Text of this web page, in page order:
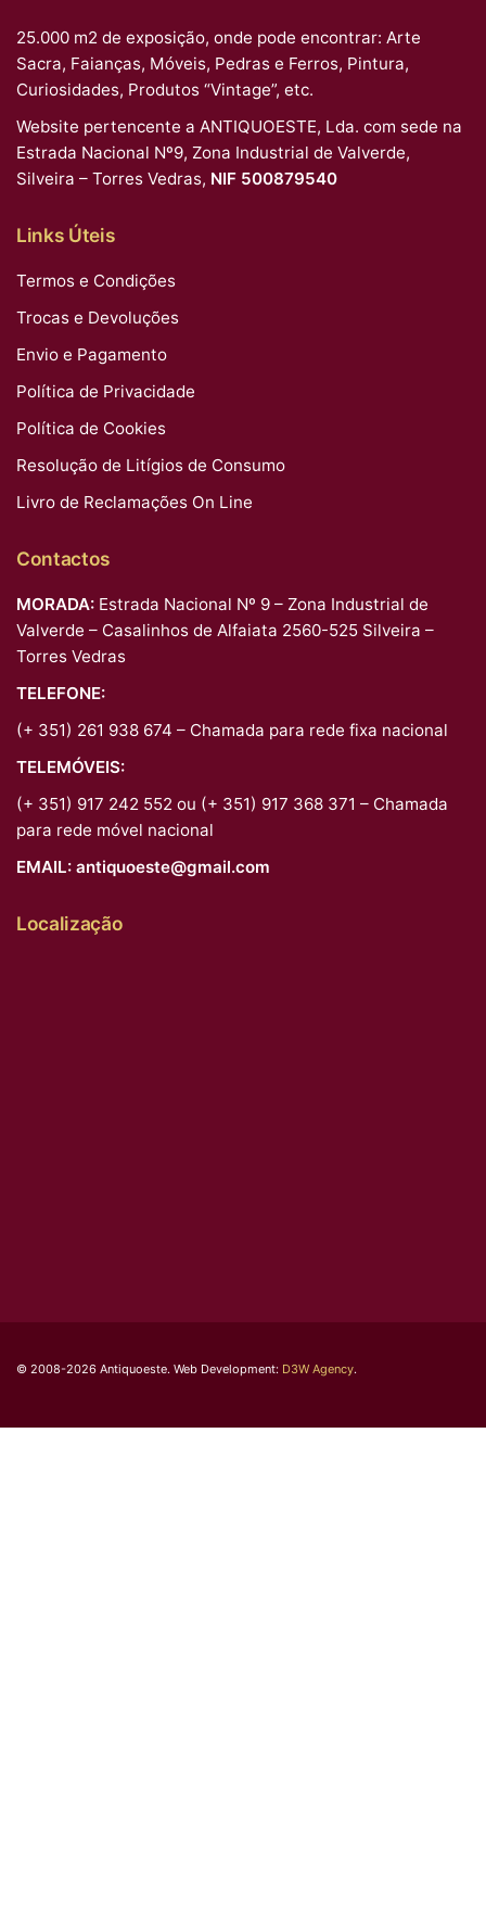
25.000 m2 de exposição, onde pode encontrar: Arte
Sacra, Faianças, Móveis, Pedras e Ferros, Pintura,
Curiosidades, Produtos “Vintage”, etc.
Website pertencente a ANTIQUOESTE, Lda. com sede na
Estrada Nacional Nº9, Zona Industrial de Valverde,
Silveira – Torres Vedras, NIF 500879540
Links Úteis
Termos e Condições
Trocas e Devoluções
Envio e Pagamento
Política de Privacidade
Política de Cookies
Resolução de Litígios de Consumo
Livro de Reclamações On Line
Contactos
MORADA: Estrada Nacional Nº 9 – Zona Industrial de
Valverde – Casalinhos de Alfaiata 2560-525 Silveira –
Torres Vedras
TELEFONE:
(+ 351) 261 938 674 – Chamada para rede fixa nacional
TELEMÓVEIS:
(+ 351) 917 242 552 ou (+ 351) 917 368 371 – Chamada
para rede móvel nacional
EMAIL: antiquoeste@gmail.com
Localização
© 2008-2026 Antiquoeste. Web Development: D3W Agency.